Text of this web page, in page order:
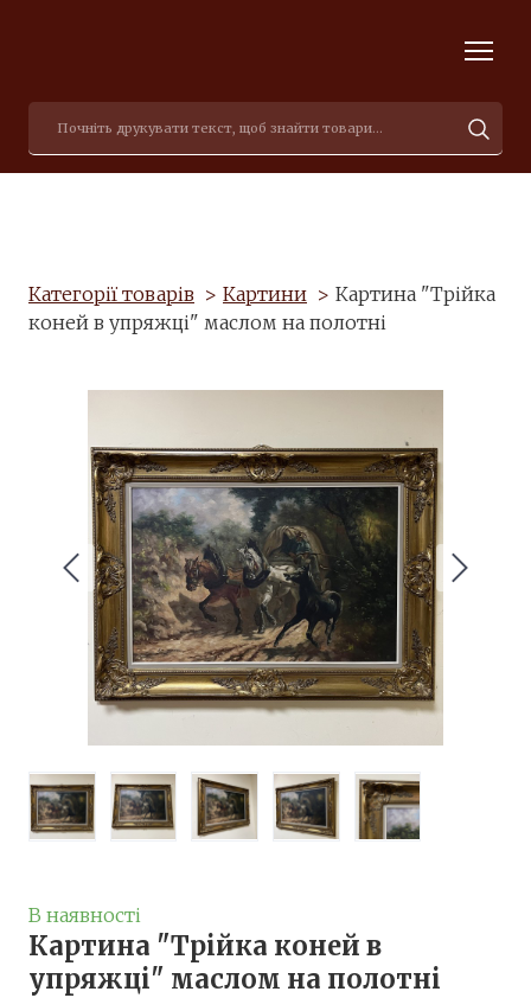
Категорії товарів Картини
Картина "Трійка
коней в упряжці" маслом на полотні
В наявності
Картина "Трійка коней в
упряжці" маслом на полотні